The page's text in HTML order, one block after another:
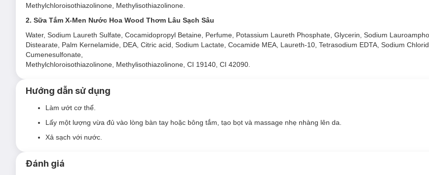
Methylchloroisothiazolinone, Methylisothiazolinone.
2. Sữa Tắm X-Men Nước Hoa Wood Thơm Lâu Sạch Sâu
Water, Sodium Laureth Sulfate, Cocamidopropyl Betaine, Perfume, Potassium Laureth Phosphate, Glycerin, Sodium
Distearate, Palm Kernelamide, DEA, Citric acid, Sodium Lactate, Cocamide MEA, Laureth-10, Tetrasodium EDTA, Sodium
Cumenesulfonate,
Methylchloroisothiazolinone, Methylisothiazolinone, CI 19140, CI 42090.
Hướng dẫn sử dụng
Làm ướt cơ thể.
Lấy một lượng vừa đủ vào lòng bàn tay hoặc bông tắm, tạo bọt và massage nhẹ nhàng lên da.
Xả sạch với nước.
Đánh giá